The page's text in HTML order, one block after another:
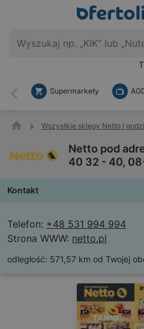
Wstecz
Supermarkety
Wszystkie sklepy Netto i
Netto pod
40 32 - 40,
Kontakt
Telefon: +48 531 994 994
Strona WWW: netto.pl
odległość: 571,57 km od Twojej